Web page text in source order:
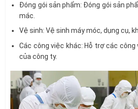
Đóng gói sản phẩm: Đóng gói sản
mác.
Vệ sinh: Vệ sinh máy móc, dụng cụ,
Các công việc khác: Hỗ trợ các
của công ty.